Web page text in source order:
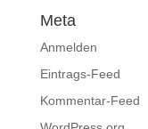
Meta
Anmelden
Eintrags-Feed
Kommentar-Feed